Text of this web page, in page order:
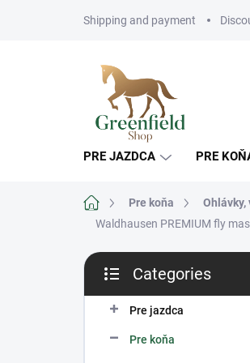
Shipping and payment
PRE JAZDCA PRE
Home Pre koňa
Waldhausen PREMIUM fly
S
d
categories
Categories
Pre jazdca
Pre koňa